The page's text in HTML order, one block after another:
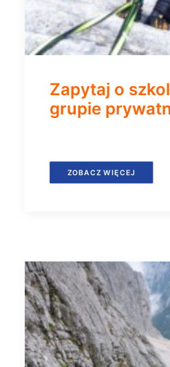
Zapytaj o
grupie
ZOBACZ WIĘCEJ